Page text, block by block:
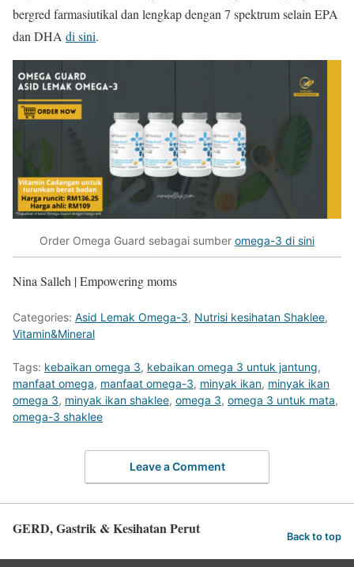
bergred farmasiutikal dan lengkap dengan 7 spektrum selain EPA
dan DHA di sini.
Order Omega Guard sebagai sumber omega-3 di sini
Nina Salleh | Empowering moms
Categories: Asid Lemak Omega-3, Nutrisi kesihatan Shaklee,
Vitamin&Mineral
Tags: kebaikan omega 3, kebaikan omega 3 untuk jantung,
manfaat omega, manfaat omega-3, minyak ikan, minyak ikan
omega 3, minyak ikan shaklee, omega 3, omega 3 untuk mata,
omega-3 shaklee
Leave a Comment
GERD, Gastrik & Kesihatan Perut Back to top